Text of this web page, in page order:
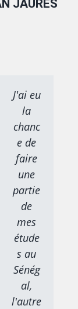
JAURÈS
J'ai eu
la
chanc
e de
faire
une
partie
de
mes
étude
s au
Sénég
al,
l'autre